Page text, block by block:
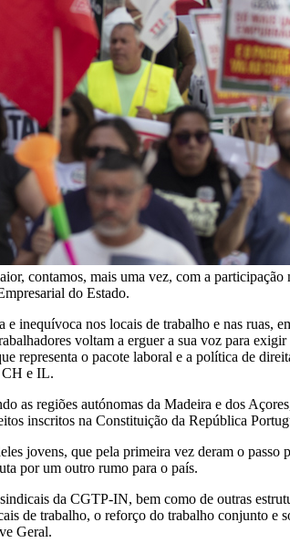
contamos, mais uma vez, com a
do Estado.
inequívoca nos locais de trabalho e nas ruas,
voltam a erguer a sua voz para
representa o pacote laboral e a política de
CH e IL.
as regiões autónomas da Madeira e dos
inscritos na Constituição da República
jovens, que pela primeira vez deram o passo
por um outro rumo para o país.
da CGTP-IN, bem como de outras
de trabalho, o reforço do trabalho conjunto
Geral.